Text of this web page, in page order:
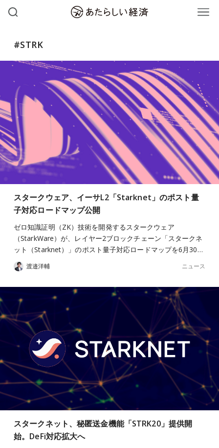
#STRK
スタークウェア、イーサL2「Starknet」のポスト量
子対応ロードマップ公開
ゼロ知識証明（ZK）技術を開発するスタークウェア
（StarkWare）が、レイヤー2ブロックチェーン「スタークネ
ット（Starknet）」のポスト量子対応ロードマップを6月30…
渡邉洋輔 ニュース
スタークネット、秘匿送金機能「STRK20」提供開
始。DeFi対応拡大へ